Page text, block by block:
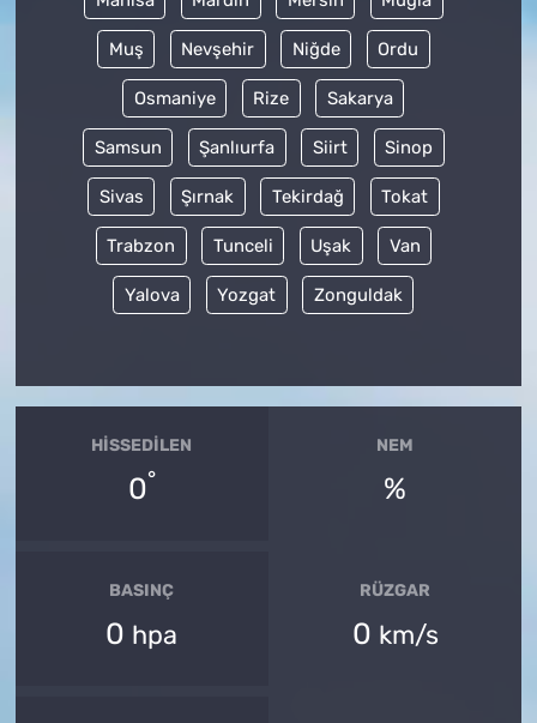
Muş Nevşehir Niğde Ordu
Osmaniye Rize Sakarya
Samsun Şanlıurfa Siirt Sinop
Sivas Şırnak Tekirdağ Tokat
Trabzon Tunceli Uşak Van
Yalova Yozgat Zonguldak
HISSEDILEN
0°
NEM
%
BASINÇ
0 hpa
RÜZGAR
0 km/s